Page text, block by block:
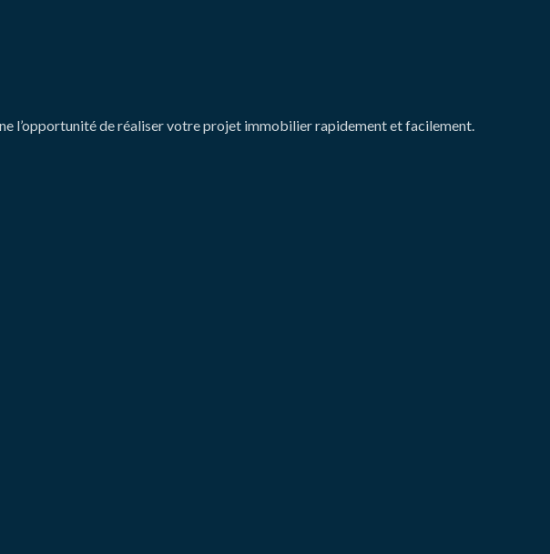
l’opportunité de réaliser votre projet immobilier rapidement et facilement.